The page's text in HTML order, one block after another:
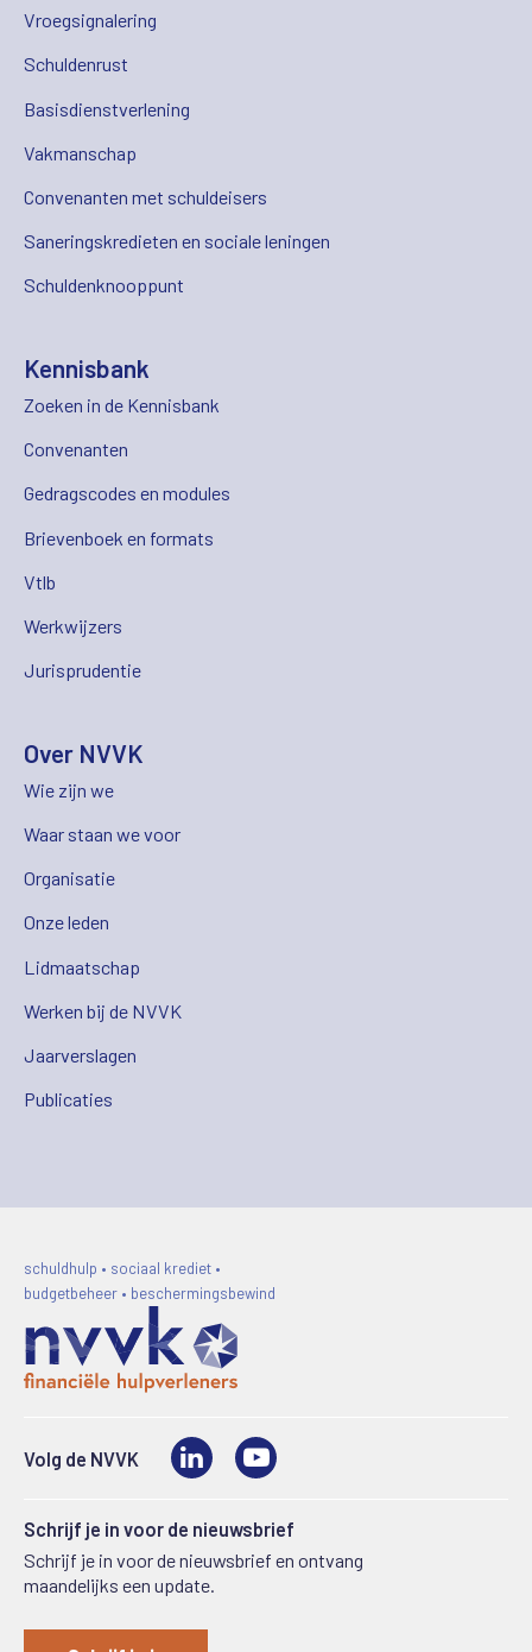
Vroegsignalering
Schuldenrust
Basisdienstverlening
Vakmanschap
Convenanten met schuldeisers
Saneringskredieten en sociale leningen
Schuldenknooppunt
Kennisbank
Zoeken in de Kennisbank
Convenanten
Gedragscodes en modules
Brievenboek en formats
Vtlb
Werkwijzers
Jurisprudentie
Over NVVK
Wie zijn we
Waar staan we voor
Organisatie
Onze leden
Lidmaatschap
Werken bij de NVVK
Jaarverslagen
Publicaties
schuldhulp • sociaal krediet •
budgetbeheer • beschermingsbewind
Volg de NVVK LinkedIn
Schrijf je in voor de nieuwsbrief
Schrijf je in voor de nieuwsbrief en ontvang
maandelijks een update.